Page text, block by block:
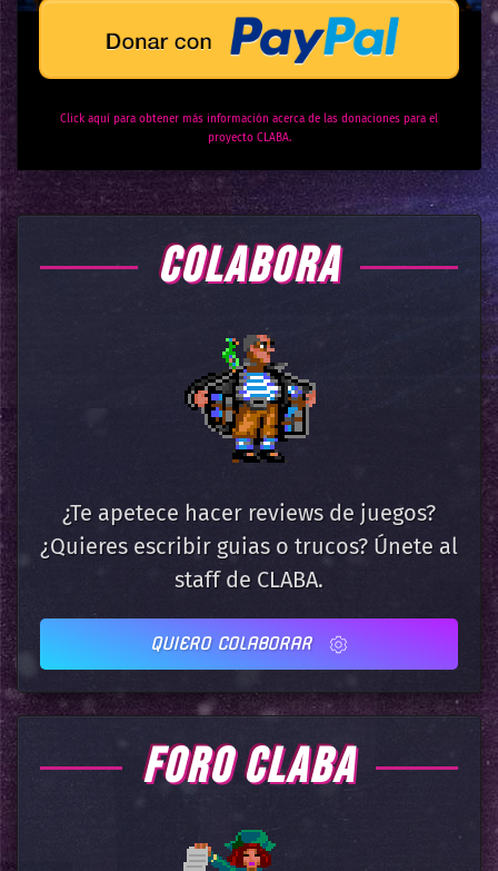
Click aquí para obtener más información acerca de las donaciones para el
proyecto CLABA.
COLABORA
¿Te apetece hacer reviews de juegos?
¿Quieres escribir guias o trucos? Únete al
staff de CLABA.
QUIERO COLABORAR
FORO CLABA